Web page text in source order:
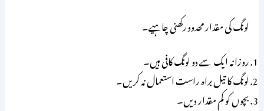
لونگ کی مقدار محدود رکھنی چاہیے۔
روزانہ ایک سے دو لونگ کافی ہیں۔
لونگ کا تیل براہ راست استعمال نہ کریں۔
بچوں کو کم مقدار دیں۔